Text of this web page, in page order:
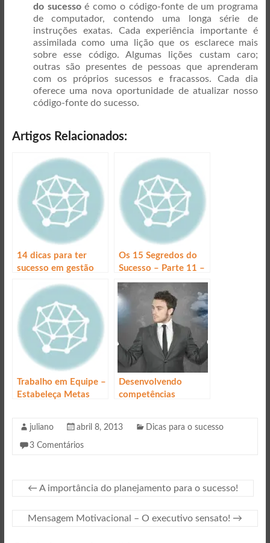
do sucessoé como o código-fonte de um programa
de computador, contendo uma longa série de
instruções exatas. Cada experiência importante é
assimilada como uma lição que os esclarece mais
sobre esse código. Algumas lições custam caro;
outras são presentes de pessoas que aprenderam
com os próprios sucessos e fracassos. Cada dia
oferece uma nova oportunidade de atualizar nosso
código-fonte do sucesso.
Artigos Relacionados:
14 dicas para ter
sucesso em gestão
Os 15 Segredos do
Sucesso – Parte 11 –
PRATIQUE O
RELAXAMENTO
Trabalho em Equipe –
Estabeleça Metas
Desenvolvendo
competências
sucesso!
juliano abril 8, 2013 Dicas para o sucesso
3 Comentários
← A importância do planejamento para o sucesso!
Mensagem Motivacional – O executivo sensato! →